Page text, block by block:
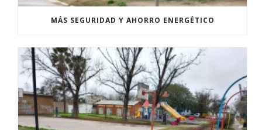
MÁS SEGURIDAD Y AHORRO ENERGÉTICO